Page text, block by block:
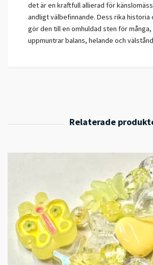
det är en kraftfull allierad för
andligt välbefinnande. Dess rika
gör den till en omhuldad sten för många,
uppmuntrar balans, helande och